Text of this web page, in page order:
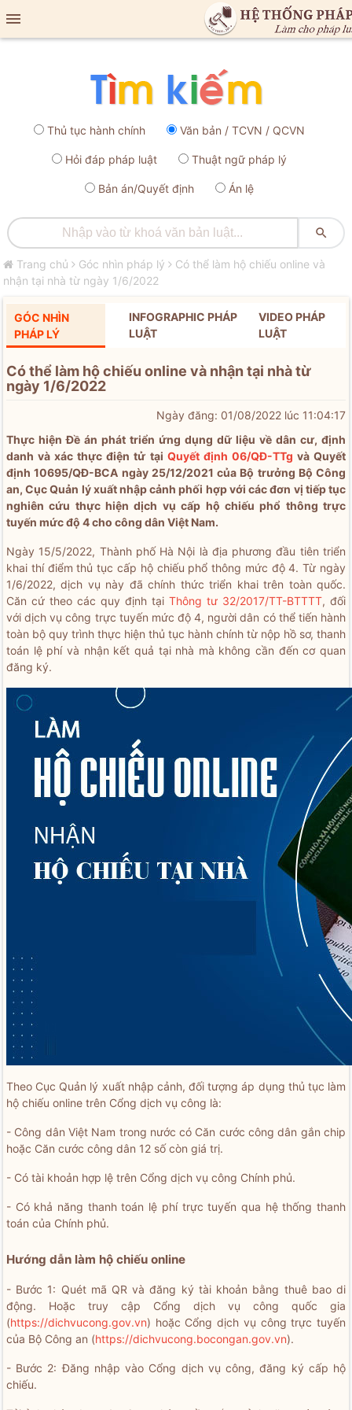

Thủ tục hành chính Văn bản / TCVN / QCVN
Hỏi đáp pháp luật Thuật ngữ pháp lý
Bản án/Quyết định Án lệ

Trang chủ Góc nhìn pháp lý
Có thể làm hộ chiếu online và
nhận tại nhà từ ngày 1/6/2022
GÓC NHÌN
PHÁP LÝ
INFOGRAPHIC PHÁP
LUẬT
VIDEO PHÁP
LUẬT
Có thể làm hộ chiếu online và nhận tại nhà từ
ngày 1/6/2022
Ngày đăng: 01/08/2022 lúc 11:04:17
Thực hiện Đề án phát triển ứng dụng dữ liệu về dân cư, định
danh và xác thực điện tử tại Quyết định 06/QĐ-TTg và Quyết
định 10695/QĐ-BCA​ ngày 25/12/2021 của Bộ trưởng Bộ Công
an, Cục Quản lý xuất nhập cảnh phối hợp với các đơn vị tiếp tục
nghiên cứu thực hiện dịch vụ cấp hộ chiếu phổ thông trực
tuyến mức độ 4 cho công dân Việt Nam.
Ngày 15/5/2022, Thành phố Hà Nội là địa phương đầu tiên triển
khai thí điểm thủ tục cấp hộ chiếu phổ thông mức độ 4. Từ ngày
1/6/2022, dịch vụ này đã chính thức triển khai trên toàn quốc.
Căn cứ theo các quy định tại Thông tư 32/2017/TT-BTTTT, đối
với dịch vụ công trực tuyến mức độ 4, người dân có thể tiến hành
toàn bộ quy trình thực hiện thủ tục hành chính từ nộp hồ sơ, thanh
toán lệ phí và nhận kết quả tại nhà mà không cần đến cơ quan
đăng ký.
Theo Cục Quản lý xuất nhập cảnh, đối tượng áp dụng thủ tục làm
hộ chiếu online trên Cổng dịch vụ công là:
- Công dân Việt Nam trong nước có Căn cước công dân gắn chip
hoặc Căn cước công dân 12 số còn giá trị.
- Có tài khoản hợp lệ trên Cổng dịch vụ công Chính phủ.
- Có khả năng thanh toán lệ phí trực tuyến qua hệ thống thanh
toán của Chính phủ.
Hướng dẫn làm hộ chiếu online
- Bước 1: Quét mã QR và đăng ký tài khoản bằng thuê bao di
động. Hoặc truy cập Cổng dịch vụ công quốc gia
(https://dichvucong.gov.vn) hoặc Cổng dịch vụ công trực tuyến
của Bộ Công an (https://dichvucong.bocongan.gov.vn).
- Bước 2: Đăng nhập vào Cổng dịch vụ công, đăng ký cấp hộ
chiếu.